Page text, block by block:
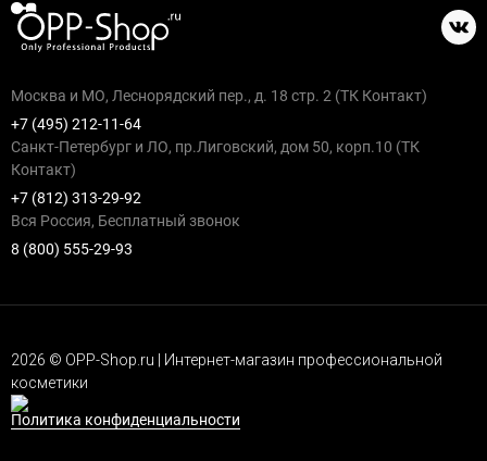
Москва и МО, Леснорядский пер., д. 18 стр. 2 (ТК Контакт)
+7 (495) 212-11-64
Санкт-Петербург и ЛО, пр.Лиговский, дом 50, корп.10 (ТК
Контакт)
+7 (812) 313-29-92
Вся Россия, Бесплатный звонок
8 (800) 555-29-93
2026 © OPP-Shop.ru | Интернет-магазин профессиональной
косметики
Политика конфиденциальности